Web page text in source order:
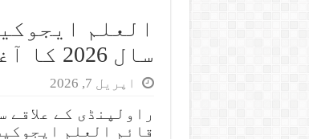
العلم
سال 2026 کا آغاز
اپریل 7, 2026
راولپنڈی کے علاقے